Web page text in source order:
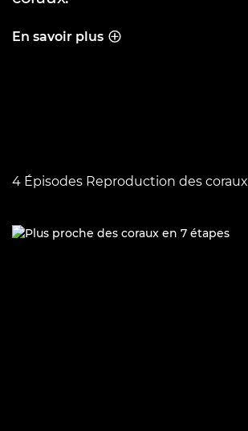
PLONGEZ DANS LA TECHNOLOGIE
En savoir plus
4 Épisodes Reproduction des coraux